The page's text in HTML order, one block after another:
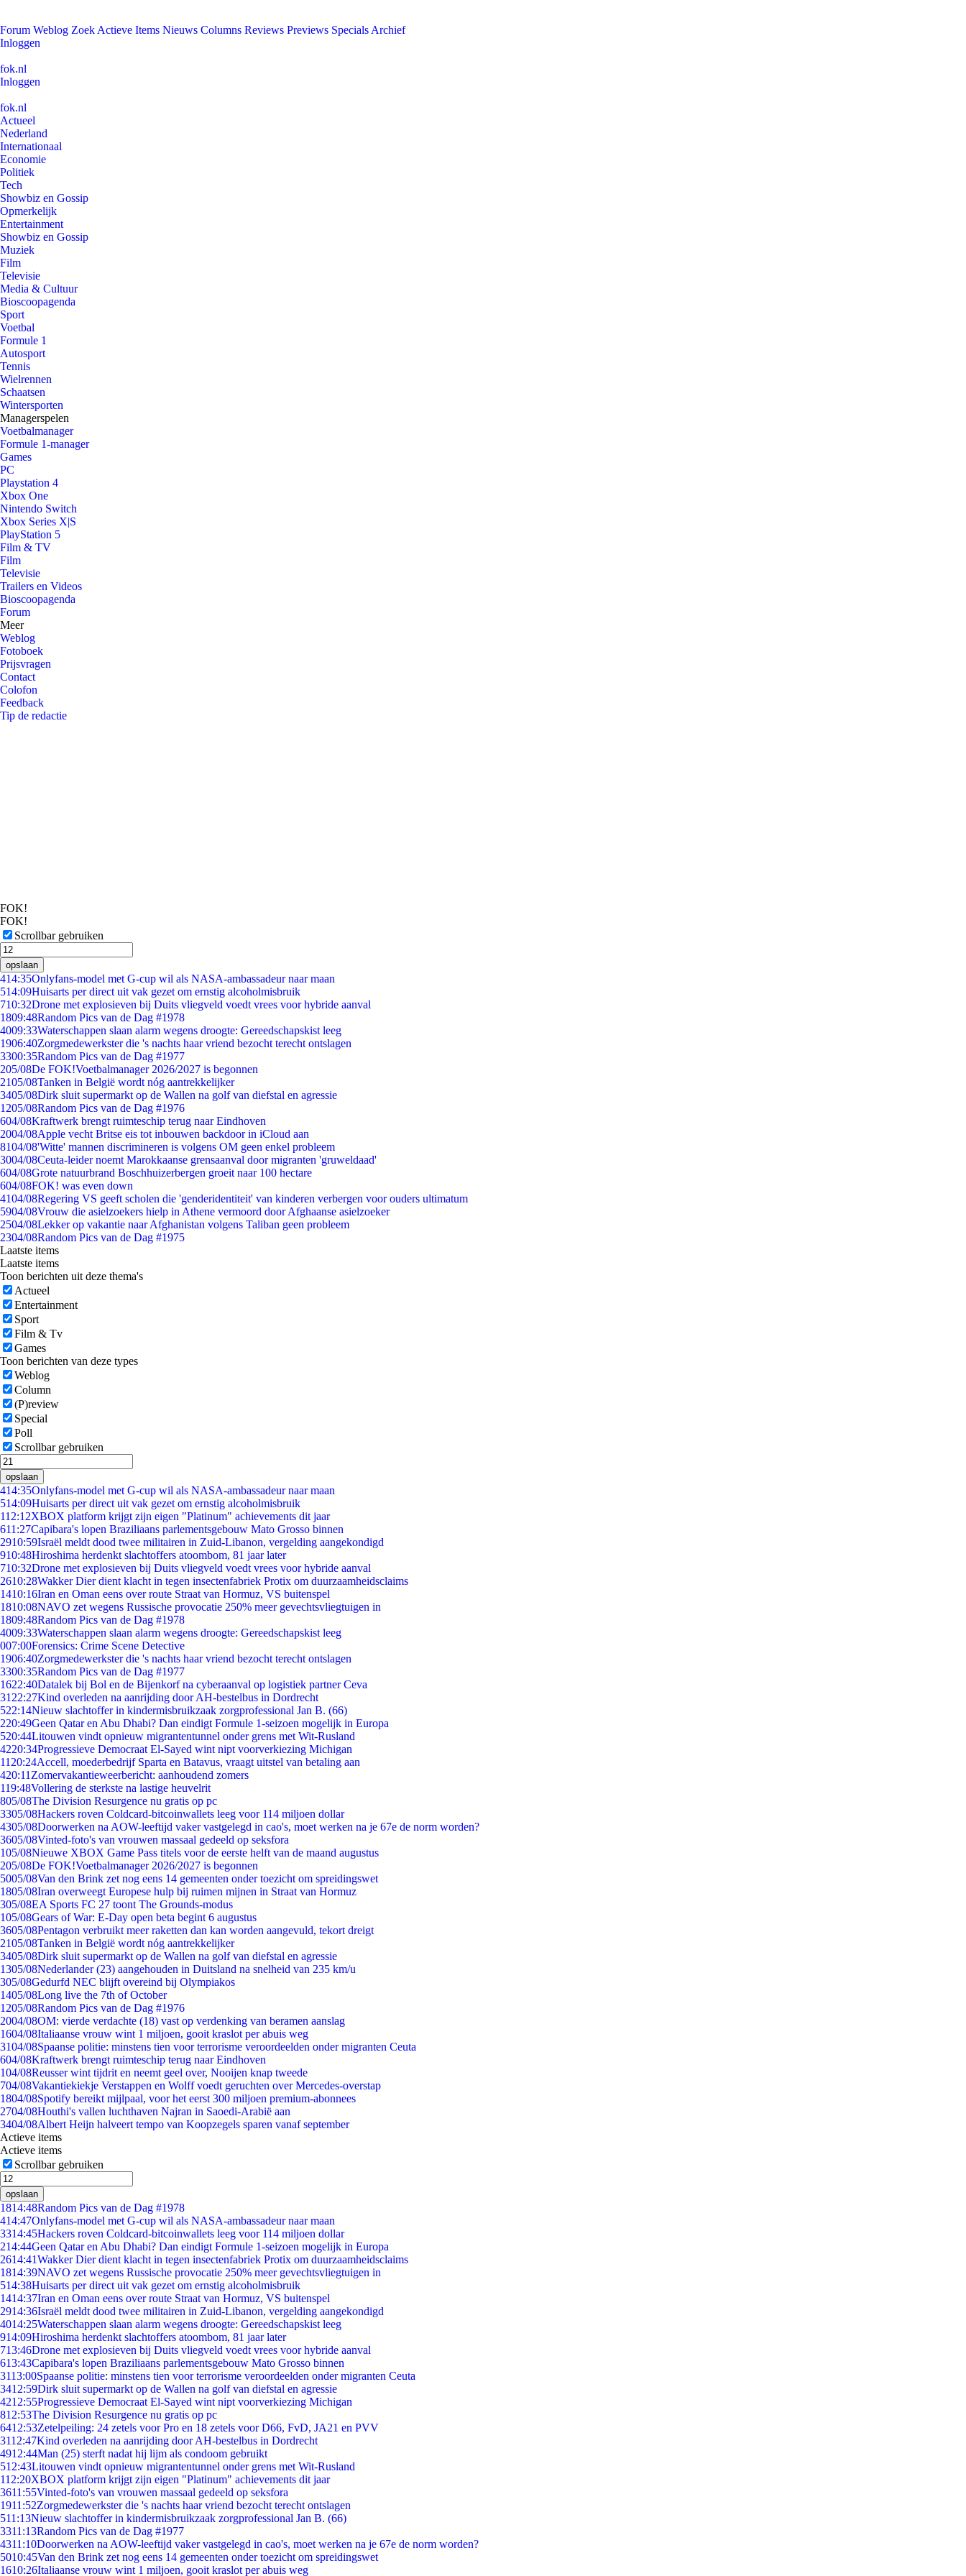
Forum Weblog Zoek Actieve Items Nieuws Columns Reviews Previews Specials Archief
Inloggen
fok.nl
Inloggen
fok.nl
Actueel
Nederland
Internationaal
Economie
Politiek
Tech
Showbiz en Gossip
Opmerkelijk
Entertainment
Showbiz en Gossip
Muziek
Film
Televisie
Media & Cultuur
Bioscoopagenda
Sport
Voetbal
Formule 1
Autosport
Tennis
Wielrennen
Schaatsen
Wintersporten
Managerspelen
Voetbalmanager
Formule 1-manager
Games
PC
Playstation 4
Xbox One
Nintendo Switch
Xbox Series X|S
PlayStation 5
Film & TV
Film
Televisie
Trailers en Videos
Bioscoopagenda
Forum
Meer
Weblog
Fotoboek
Prijsvragen
Contact
Colofon
Feedback
Tip de redactie
FOK!
FOK!
Scrollbar gebruiken
opslaan
414:35Onlyfans-model met G-cup wil als NASA-ambassadeur naar maan
514:09Huisarts per direct uit vak gezet om ernstig alcoholmisbruik
710:32Drone met explosieven bij Duits vliegveld voedt vrees voor hybride aanval
1809:48Random Pics van de Dag #1978
4009:33Waterschappen slaan alarm wegens droogte: Gereedschapskist leeg
1906:40Zorgmedewerkster die 's nachts haar vriend bezocht terecht ontslagen
3300:35Random Pics van de Dag #1977
205/08De FOK!Voetbalmanager 2026/2027 is begonnen
2105/08Tanken in België wordt nóg aantrekkelijker
3405/08Dirk sluit supermarkt op de Wallen na golf van diefstal en agressie
1205/08Random Pics van de Dag #1976
604/08Kraftwerk brengt ruimteschip terug naar Eindhoven
2004/08Apple vecht Britse eis tot inbouwen backdoor in iCloud aan
8104/08'Witte' mannen discrimineren is volgens OM geen enkel probleem
3004/08Ceuta-leider noemt Marokkaanse grensaanval door migranten 'gruweldaad'
604/08Grote natuurbrand Boschhuizerbergen groeit naar 100 hectare
604/08FOK! was even down
4104/08Regering VS geeft scholen die 'genderidentiteit' van kinderen verbergen voor ouders ultimatum
5904/08Vrouw die asielzoekers hielp in Athene vermoord door Afghaanse asielzoeker
2504/08Lekker op vakantie naar Afghanistan volgens Taliban geen probleem
2304/08Random Pics van de Dag #1975
Laatste items
Laatste items
Toon berichten uit deze thema's
Actueel
Entertainment
Sport
Film & Tv
Games
Toon berichten van deze types
Weblog
Column
(P)review
Special
Poll
Scrollbar gebruiken
opslaan
414:35Onlyfans-model met G-cup wil als NASA-ambassadeur naar maan
514:09Huisarts per direct uit vak gezet om ernstig alcoholmisbruik
112:12XBOX platform krijgt zijn eigen "Platinum" achievements dit jaar
611:27Capibara's lopen Braziliaans parlementsgebouw Mato Grosso binnen
2910:59Israël meldt dood twee militairen in Zuid-Libanon, vergelding aangekondigd
910:48Hiroshima herdenkt slachtoffers atoombom, 81 jaar later
710:32Drone met explosieven bij Duits vliegveld voedt vrees voor hybride aanval
2610:28Wakker Dier dient klacht in tegen insectenfabriek Protix om duurzaamheidsclaims
1410:16Iran en Oman eens over route Straat van Hormuz, VS buitenspel
1810:08NAVO zet wegens Russische provocatie 250% meer gevechtsvliegtuigen in
1809:48Random Pics van de Dag #1978
4009:33Waterschappen slaan alarm wegens droogte: Gereedschapskist leeg
007:00Forensics: Crime Scene Detective
1906:40Zorgmedewerkster die 's nachts haar vriend bezocht terecht ontslagen
3300:35Random Pics van de Dag #1977
1622:40Datalek bij Bol en de Bijenkorf na cyberaanval op logistiek partner Ceva
31 22:27Kind overleden na aanrijding door AH-bestelbus in Dordrecht
522:14Nieuw slachtoffer in kindermisbruikzaak zorgprofessional Jan B. (66)
220:49Geen Qatar en Abu Dhabi? Dan eindigt Formule 1-seizoen mogelijk in Europa
520:44Litouwen vindt opnieuw migrantentunnel onder grens met Wit-Rusland
4220:34Progressieve Democraat El-Sayed wint nipt voorverkiezing Michigan
11 20:24Accell, moederbedrijf Sparta en Batavus, vraagt uitstel van betaling aan
420:11 Zomervakantieweerbericht: aanhoudend zomers
119:48Vollering de sterkste na lastige heuvelrit
805/08The Division Resurgence nu gratis op pc
3305/08Hackers roven Coldcard-bitcoinwallets leeg voor 114 miljoen dollar
4305/08Doorwerken na AOW-leeftijd vaker vastgelegd in cao's, moet werken na je 67e de norm worden?
3605/08Vinted-foto's van vrouwen massaal gedeeld op seksfora
105/08Nieuwe XBOX Game Pass titels voor de eerste helft van de maand augustus
205/08De FOK!Voetbalmanager 2026/2027 is begonnen
5005/08Van den Brink zet nog eens 14 gemeenten onder toezicht om spreidingswet
1805/08Iran overweegt Europese hulp bij ruimen mijnen in Straat van Hormuz
305/08EA Sports FC 27 toont The Grounds-modus
105/08Gears of War: E-Day open beta begint 6 augustus
3605/08Pentagon verbruikt meer raketten dan kan worden aangevuld, tekort dreigt
2105/08Tanken in België wordt nóg aantrekkelijker
3405/08Dirk sluit supermarkt op de Wallen na golf van diefstal en agressie
1305/08Nederlander (23) aangehouden in Duitsland na snelheid van 235 km/u
305/08Gedurfd NEC blijft overeind bij Olympiakos
1405/08Long live the 7th of October
1205/08Random Pics van de Dag #1976
2004/08OM: vierde verdachte (18) vast op verdenking van beramen aanslag
1604/08Italiaanse vrouw wint 1 miljoen, gooit kraslot per abuis weg
3104/08Spaanse politie: minstens tien voor terrorisme veroordeelden onder migranten Ceuta
604/08Kraftwerk brengt ruimteschip terug naar Eindhoven
104/08Reusser wint tijdrit en neemt geel over, Nooijen knap tweede
704/08Vakantiekiekje Verstappen en Wolff voedt geruchten over Mercedes-overstap
1804/08Spotify bereikt mijlpaal, voor het eerst 300 miljoen premium-abonnees
2704/08Houthi's vallen luchthaven Najran in Saoedi-Arabië aan
3404/08Albert Heijn halveert tempo van Koopzegels sparen vanaf september
Actieve items
Actieve items
Scrollbar gebruiken
opslaan
1814:48Random Pics van de Dag #1978
414:47Onlyfans-model met G-cup wil als NASA-ambassadeur naar maan
3314:45Hackers roven Coldcard-bitcoinwallets leeg voor 114 miljoen dollar
214:44Geen Qatar en Abu Dhabi? Dan eindigt Formule 1-seizoen mogelijk in Europa
2614:41Wakker Dier dient klacht in tegen insectenfabriek Protix om duurzaamheidsclaims
1814:39NAVO zet wegens Russische provocatie 250% meer gevechtsvliegtuigen in
514:38Huisarts per direct uit vak gezet om ernstig alcoholmisbruik
1414:37Iran en Oman eens over route Straat van Hormuz, VS buitenspel
2914:36Israël meldt dood twee militairen in Zuid-Libanon, vergelding aangekondigd
4014:25Waterschappen slaan alarm wegens droogte: Gereedschapskist leeg
914:09Hiroshima herdenkt slachtoffers atoombom, 81 jaar later
713:46Drone met explosieven bij Duits vliegveld voedt vrees voor hybride aanval
613:43Capibara's lopen Braziliaans parlementsgebouw Mato Grosso binnen
3113:00Spaanse politie: minstens tien voor terrorisme veroordeelden onder migranten Ceuta
3412:59Dirk sluit supermarkt op de Wallen na golf van diefstal en agressie
4212:55Progressieve Democraat El-Sayed wint nipt voorverkiezing Michigan
812:53The Division Resurgence nu gratis op pc
6412:53Zetelpeiling: 24 zetels voor Pro en 18 zetels voor D66, FvD, JA21 en PVV
3112:47Kind overleden na aanrijding door AH-bestelbus in Dordrecht
4912:44Man (25) sterft nadat hij lijm als condoom gebruikt
512:43Litouwen vindt opnieuw migrantentunnel onder grens met Wit-Rusland
112:20XBOX platform krijgt zijn eigen "Platinum" achievements dit jaar
3611:55Vinted-foto's van vrouwen massaal gedeeld op seksfora
1911:52Zorgmedewerkster die 's nachts haar vriend bezocht terecht ontslagen
511:13Nieuw slachtoffer in kindermisbruikzaak zorgprofessional Jan B. (66)
3311:13Random Pics van de Dag #1977
4311:10Doorwerken na AOW-leeftijd vaker vastgelegd in cao's, moet werken na je 67e de norm worden?
5010:45Van den Brink zet nog eens 14 gemeenten onder toezicht om spreidingswet
1610:26Italiaanse vrouw wint 1 miljoen, gooit kraslot per abuis weg